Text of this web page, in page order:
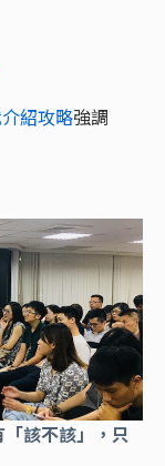
紹攻略強調
該不該」，只